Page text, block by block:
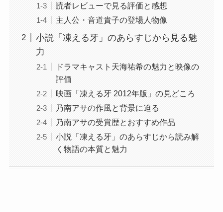
読者レビューで見る評価と感想
主人公・音道貴子の登場人物像
小説「凍える牙」のあらすじから見る魅
力
ドラマキャスト天海祐希の魅力と映像の
評価
映画「凍える牙 2012年版」の見どころ
乃南アサの作風と背景に迫る
乃南アサの受賞歴とおすすめ作品
小説「凍える牙」のあらすじから読み解
く物語の本質と魅力